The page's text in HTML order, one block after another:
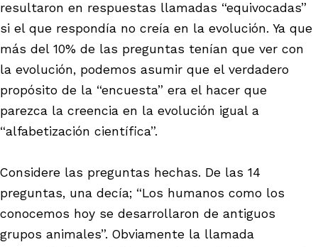
resultaron en respuestas llamadas “equivocadas”
si el que respondía no creía en la evolución. Ya que
más del 10% de las preguntas tenían que ver con
la evolución, podemos asumir que el verdadero
propósito de la “encuesta” era el hacer que
parezca la creencia en la evolución igual a
“alfabetización científica”.
Considere las preguntas hechas. De las 14
preguntas, una decía; “Los humanos como los
conocemos hoy se desarrollaron de antiguos
grupos animales”. Obviamente la llamada